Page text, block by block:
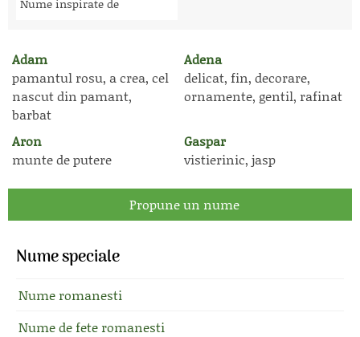
Nume inspirate de
Adam
pamantul rosu, a crea, cel
nascut din pamant,
barbat
Adena
delicat, fin, decorare,
ornamente, gentil, rafinat
Aron
munte de putere
Gaspar
vistierinic, jasp
Propune un nume
Nume speciale
Nume romanesti
Nume de fete romanesti